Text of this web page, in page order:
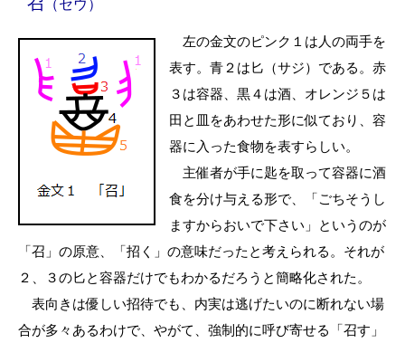
（セウ）
左の金文のピンク１は人の両手を
表す。青２は匕（サジ）である。赤
３は容器、黒４は酒、オレンジ５は
田と皿をあわせた形に似ており、容
器に入った食物を表すらしい。
主催者が手に匙を取って容器に酒
食を分け与える形で、「ごちそうし
ますからおいで下さい」というのが
「召」の原意、「招く」の意味だったと考えられる。それが
２、３の匕と容器だけでもわかるだろうと簡略化された。
表向きは優しい招待でも、内実は逃げたいのに断れない場
合が多々あるわけで、やがて、強制的に呼び寄せる「召す」